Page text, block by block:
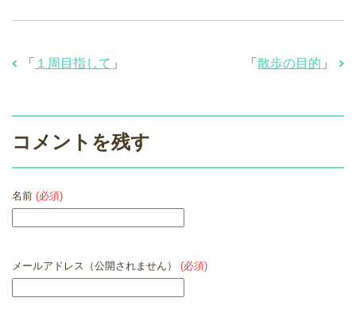
「 散歩の目的 」
「 １周目指して 」
コメントを残す
名前 (必須)
メールアドレス（公開されません） (必須)